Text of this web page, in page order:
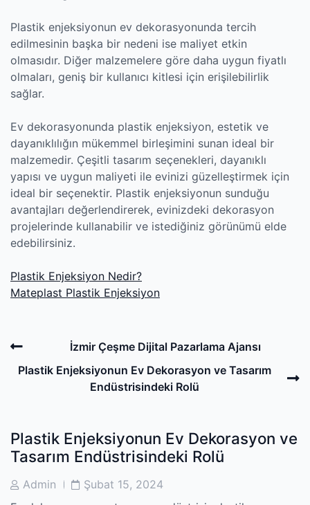
Plastik enjeksiyonun ev dekorasyonunda tercih
edilmesinin başka bir nedeni ise maliyet etkin
olmasıdır. Diğer malzemelere göre daha uygun fiyatlı
olmaları, geniş bir kullanıcı kitlesi için erişilebilirlik
sağlar.
Ev dekorasyonunda plastik enjeksiyon, estetik ve
dayanıklılığın mükemmel birleşimini sunan ideal bir
malzemedir. Çeşitli tasarım seçenekleri, dayanıklı
yapısı ve uygun maliyeti ile evinizi güzelleştirmek için
ideal bir seçenektir. Plastik enjeksiyonun sunduğu
avantajları değerlendirerek, evinizdeki dekorasyon
projelerinde kullanabilir ve istediğiniz görünümü elde
edebilirsiniz.
Plastik Enjeksiyon Nedir?
Mateplast Plastik Enjeksiyon
Post
navigation
Previous
Post
İzmir Çeşme Dijital Pazarlama Ajansı
Plastik Enjeksiyonun Ev Dekorasyon ve Tasarım
Endüstrisindeki Rolü
Plastik Enjeksiyonun Ev Dekorasyon ve
Tasarım Endüstrisindeki Rolü
PostAdmin
PostŞubat 15, 2024